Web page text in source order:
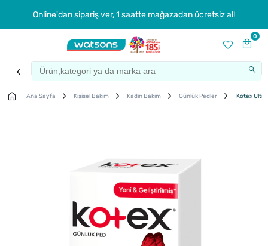
Online'dan sipariş ver, 1 saatte mağazadan ücretsiz al!
0
Ana Sayfa Kişisel Bakım Kadın Bakım Günlük Pedler Kotex